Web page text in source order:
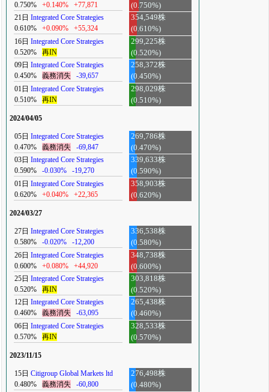
0.750%
+0.140% +77,871
(0.750%)
21日 Integrated Core Strategies
0.610%
+0.090% +55,324
354,549株
(0.610%)
16日 Integrated Core Strategies
0.520%
再IN
299,225株
(0.520%)
09日 Integrated Core Strategies
0.450%
義務消失 -39,657
258,372株
(0.450%)
01日 Integrated Core Strategies
0.510%
再IN
298,029株
(0.510%)
2024/04/05
05日 Integrated Core Strategies
0.470%
義務消失 -69,847
269,786株
(0.470%)
03日 Integrated Core Strategies
0.590%
-0.030% -19,270
339,633株
(0.590%)
01日 Integrated Core Strategies
0.620%
+0.040% +22,365
358,903株
(0.620%)
2024/03/27
27日 Integrated Core Strategies
0.580%
-0.020% -12,200
336,538株
(0.580%)
26日 Integrated Core Strategies
0.600%
+0.080% +44,920
348,738株
(0.600%)
25日 Integrated Core Strategies
0.520%
再IN
303,818株
(0.520%)
12日 Integrated Core Strategies
0.460%
義務消失 -63,095
265,438株
(0.460%)
06日 Integrated Core Strategies
0.570%
再IN
328,533株
(0.570%)
2023/11/15
15日 Citigroup Global Markets ltd
0.480%
義務消失 -60,800
276,498株
(0.480%)